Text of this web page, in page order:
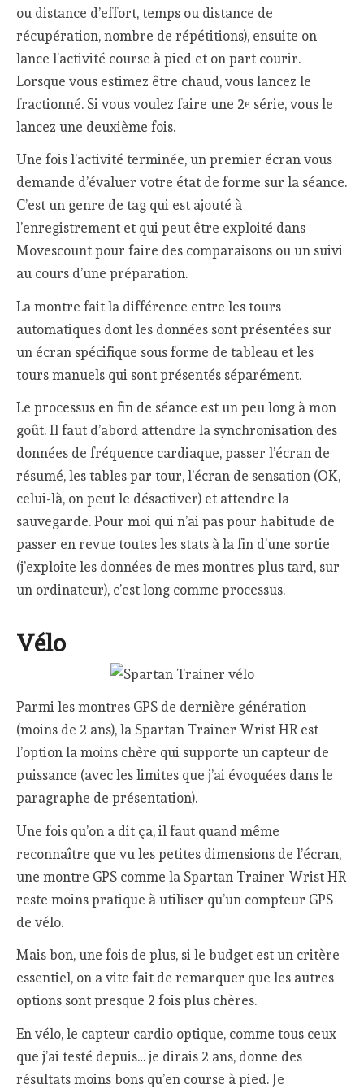
ou distance d’effort, temps ou distance de
récupération, nombre de répétitions), ensuite on
lance l’activité course à pied et on part courir.
Lorsque vous estimez être chaud, vous lancez le
fractionné. Si vous voulez faire une 2e série, vous le
lancez une deuxième fois.
Une fois l’activité terminée, un premier écran vous
demande d’évaluer votre état de forme sur la séance.
C’est un genre de tag qui est ajouté à
l’enregistrement et qui peut être exploité dans
Movescount pour faire des comparaisons ou un suivi
au cours d’une préparation.
La montre fait la différence entre les tours
automatiques dont les données sont présentées sur
un écran spécifique sous forme de tableau et les
tours manuels qui sont présentés séparément.
Le processus en fin de séance est un peu long à mon
goût. Il faut d’abord attendre la synchronisation des
données de fréquence cardiaque, passer l’écran de
résumé, les tables par tour, l’écran de sensation (OK,
celui-là, on peut le désactiver) et attendre la
sauvegarde. Pour moi qui n’ai pas pour habitude de
passer en revue toutes les stats à la fin d’une sortie
(j’exploite les données de mes montres plus tard, sur
un ordinateur), c’est long comme processus.
Vélo
Parmi les montres GPS de dernière génération
(moins de 2 ans), la Spartan Trainer Wrist HR est
l’option la moins chère qui supporte un capteur de
puissance (avec les limites que j’ai évoquées dans le
paragraphe de présentation).
Une fois qu’on a dit ça, il faut quand même
reconnaître que vu les petites dimensions de l’écran,
une montre GPS comme la Spartan Trainer Wrist HR
reste moins pratique à utiliser qu’un compteur GPS
de vélo.
Mais bon, une fois de plus, si le budget est un critère
essentiel, on a vite fait de remarquer que les autres
options sont presque 2 fois plus chères.
En vélo, le capteur cardio optique, comme tous ceux
que j’ai testé depuis… je dirais 2 ans, donne des
résultats moins bons qu’en course à pied. Je